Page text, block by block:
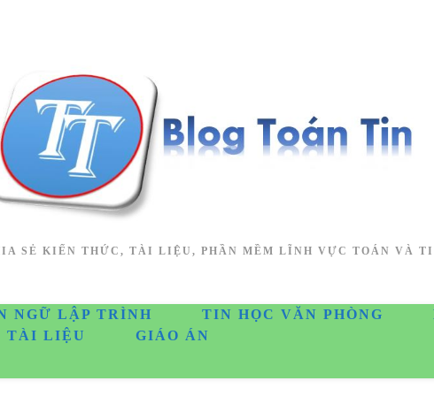
SẺ KIẾN THỨC, TÀI LIỆU, PHẦN MỀM LĨNH VỰC TOÁN VÀ
NGỮ LẬP TRÌNH TIN HỌC VĂN PHÒNG
TÀI LIỆU GIÁO ÁN